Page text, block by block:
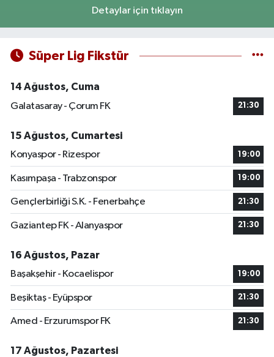
Detaylar için tıklayın
Süper Lig Fikstür
14 Ağustos, Cuma
Galatasaray - Çorum FK
21:30
15 Ağustos, Cumartesi
Konyaspor - Rizespor
19:00
Kasımpaşa - Trabzonspor 19:00
Gençlerbirliği S.K. - Fenerbahçe 21:30
Gaziantep FK - Alanyaspor 21:30
16 Ağustos, Pazar
Başakşehir - Kocaelispor
19:00
Beşiktaş - Eyüpspor 21:30
Amed - Erzurumspor FK 21:30
17 Ağustos, Pazartesi